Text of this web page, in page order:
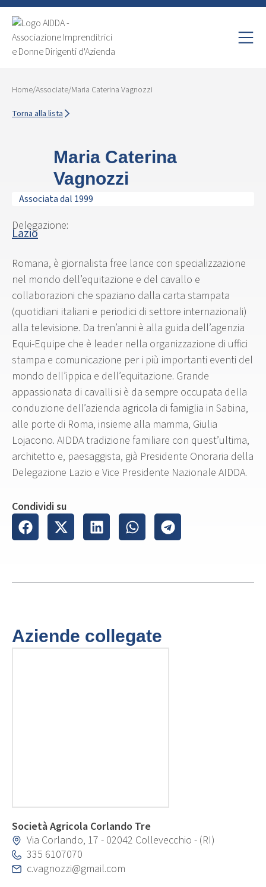
Home/Associate/Maria Caterina Vagnozzi
Torna alla lista
Maria Caterina
Vagnozzi
Associata dal 1999
Delegazione:
Lazio
Romana, è giornalista free lance con specializzazione
nel mondo dell’equitazione e del cavallo e
collaborazioni che spaziano dalla carta stampata
(quotidiani italiani e periodici di settore internazionali)
alla televisione. Da tren’anni è alla guida dell’agenzia
Equi-Equipe che è leader nella organizzazione di uffici
stampa e comunicazione per i più importanti eventi del
mondo dell’ippica e dell’equitazione. Grande
appassionata di cavalli si è da sempre occupata della
conduzione dell’azienda agricola di famiglia in Sabina,
alle porte di Roma, insieme alla mamma, Giulia
Lojacono. AIDDA tradizione familiare con quest’ultima,
architetto e, paesaggista, già Presidente Onoraria della
Delegazione Lazio e Vice Presidente Nazionale AIDDA.
Condividi su
Aziende collegate
Società Agricola Corlando Tre
Via Corlando, 17 - 02042 Collevecchio - (RI)
335 6107070
c.vagnozzi@gmail.com